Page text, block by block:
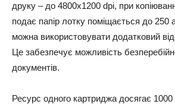
друку – до 4800х1200 dpi, при
подає папір лотку поміщається до 250
можна використовувати додатковий
Це забезпечує можливість
документів.
Ресурс одного картриджа досягає 1000